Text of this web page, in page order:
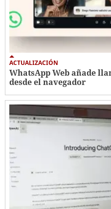
ACTUALIZACIÓN
WhatsApp Web añade
desde el navegador